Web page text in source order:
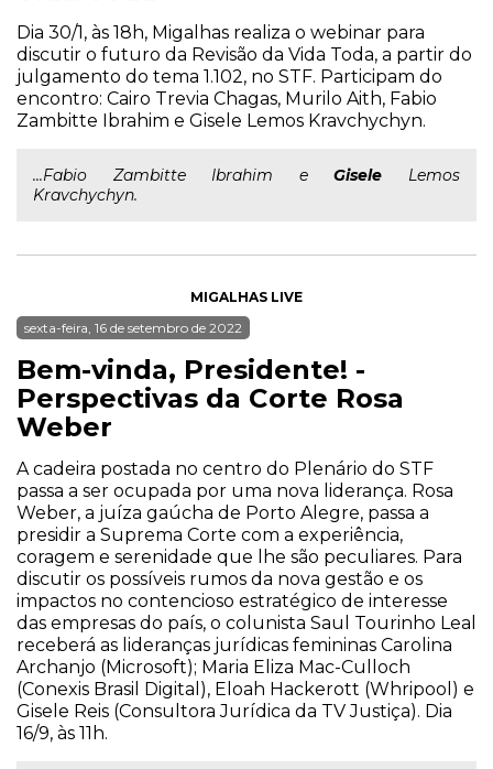
Dia 30/1, às 18h, Migalhas realiza o webinar para
discutir o futuro da Revisão da Vida Toda, a partir do
julgamento do tema 1.102, no STF. Participam do
encontro: Cairo Trevia Chagas, Murilo Aith, Fabio
Zambitte Ibrahim e Gisele Lemos Kravchychyn.
...Fabio Zambitte Ibrahim eGisele Lemos
Kravchychyn.
MIGALHAS LIVE
sexta-feira, 16 de setembro de 2022
Bem-vinda, Presidente! -
Perspectivas da Corte Rosa
Weber
A cadeira postada no centro do Plenário do STF
passa a ser ocupada por uma nova liderança. Rosa
Weber, a juíza gaúcha de Porto Alegre, passa a
presidir a Suprema Corte com a experiência,
coragem e serenidade que lhe são peculiares. Para
discutir os possíveis rumos da nova gestão e os
impactos no contencioso estratégico de interesse
das empresas do país, o colunista Saul Tourinho Leal
receberá as lideranças jurídicas femininas Carolina
Archanjo (Microsoft); Maria Eliza Mac-Culloch
(Conexis Brasil Digital), Eloah Hackerott (Whripool) e
Gisele Reis (Consultora Jurídica da TV Justiça). Dia
16/9, às 11h.